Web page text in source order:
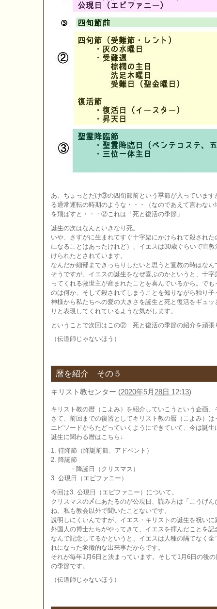
あ、ちょっとだけ③の四旬節前という季節が入っていま
る通常運転の時期のような・・・（なのであえて言わな
を飛ばすと・・・②これは「死と復活の季節」
誕生の次はなんといきなり死。
いや、さすがに生まれてすぐ十字架にかけられて殺され
になることはあったけれど）、イエスは30歳ぐらいで宣
けられたとされています。
なんだか細部まできっちりしたいと思うと宣教の時はな
そうですが、イエスの誕生をなぜ喜ぶのかというと、十
ってくれる救世主が産まれたことを喜んでいるから。で
のは何か、そして殺されてしまうことを知りながら独り
神様から私たちへの愛の大きさを誕生と死と復活をギュ
りと表現してくれているような気がします。
ということで次回はこの② 死と復活の季節の紹介を頑張
（伝道師じゃないほう）
暦を紹介 その５
キリスト教センター (2020年5月28日 12:13)
キリスト教の暦（こよみ）を紹介していこうという企画、
さて、前回までの復習としてキリスト教の暦（こよみ）
エピソードからたどっていくようにできていて、今は誕
誕生に関わる暦はこちら↓
1. 待降節（降誕前節、アドベント）
2. 降誕節
・降誕日（クリスマス）
3. 公現日（エピファニー）
今回は3. 公現日（エピファニー）について。
クリスマスの〆にあたるのが公現日、読み方は「こうげ
ね。私も教会以外で聞いたことないです。
説明しにくいんですが、イエス・キリストの誕生を祝い
外国人の博士たちがやってきて、イエスを拝んだことを記
なんで記念してるかというと、イエスは人種の隔てなく
れになった象徴的な出来事だからです。
それが毎年1月6日と決まっています。そして1月6日の後
の季節です。
（伝道師じゃないほう）